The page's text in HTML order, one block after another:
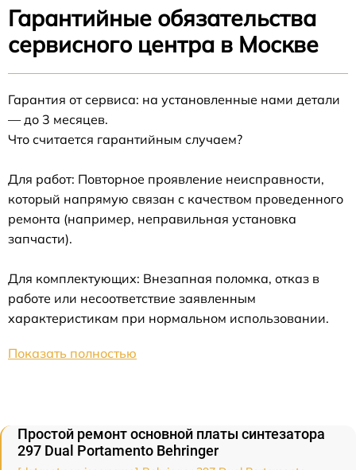
Гарантийные обязательства
сервисного центра в Москве
Гарантия от сервиса: на установленные нами детали
— до 3 месяцев.
Что считается гарантийным случаем?
Для работ: Повторное проявление неисправности,
который напрямую связан с качеством проведенного
ремонта (например, неправильная установка
запчасти).
Для комплектующих: Внезапная поломка, отказ в
работе или несоответствие заявленным
характеристикам при нормальном использовании.
Показать полностью
Простой ремонт основной платы синтезатора
297 Dual Portamento Behringer